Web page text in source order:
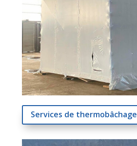
Services de thermobâchage